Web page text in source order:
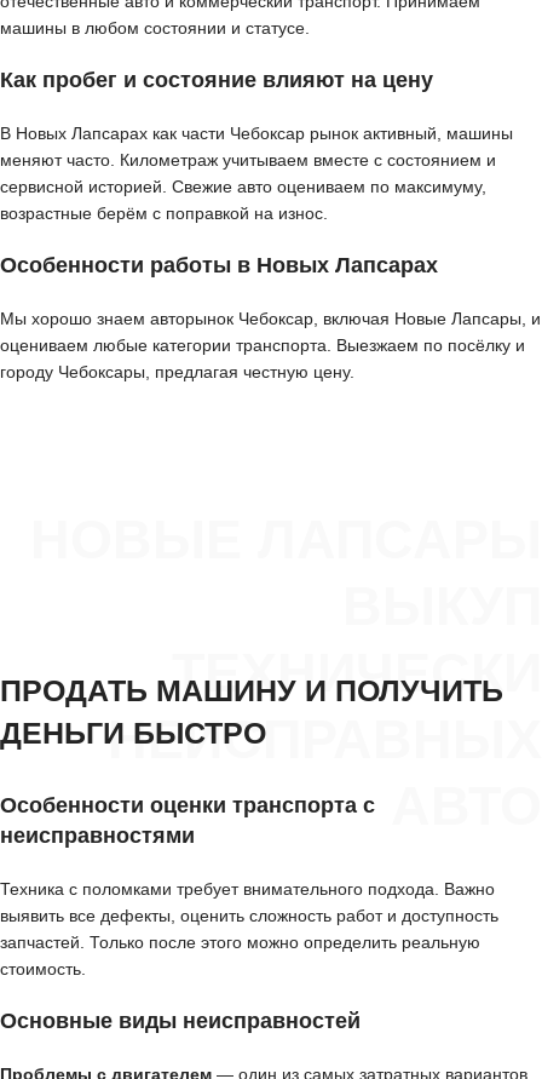
машины в любом состоянии и статусе.
Как пробег и состояние влияют на цену
В Новых Лапсарах как части Чебоксар рынок активный, машины
меняют часто. Километраж учитываем вместе с состоянием и
сервисной историей. Свежие авто оцениваем по максимуму,
возрастные берём с поправкой на износ.
Особенности работы в Новых Лапсарах
Мы хорошо знаем авторынок Чебоксар, включая Новые Лапсары, и
оцениваем любые категории транспорта. Выезжаем по посёлку и
городу Чебоксары, предлагая честную цену.
ТЕХНИЧЕСКИ
НЕИСПРАВНЫХ
ПРОДАТЬ МАШИНУ И ПОЛУЧИТЬ
ДЕНЬГИ БЫСТРО
Особенности оценки транспорта с
неисправностями
Техника с поломками требует внимательного подхода. Важно
выявить все дефекты, оценить сложность работ и доступность
запчастей. Только после этого можно определить реальную
стоимость.
Основные виды неисправностей
Проблемы с двигателем — один из самых затратных вариантов,